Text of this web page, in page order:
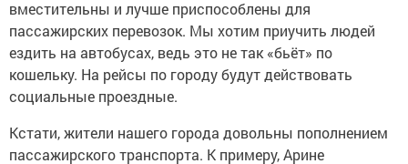
вместительны и лучше приспособлены для
пассажирских перевозок. Мы хотим приучить людей
ездить на автобусах, ведь это не так «бьёт» по
кошельку. На рейсы по городу будут действовать
социальные проездные.
Кстати, жители нашего города довольны пополнением
пассажирского транспорта. К примеру, Арине